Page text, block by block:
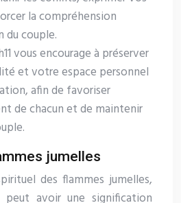
la compréhension
du couple.
vous encourage à préserver
et votre espace personnel
afin de favoriser
de chacun et de maintenir
jumelles
des flammes jumelles,
peut avoir une signification